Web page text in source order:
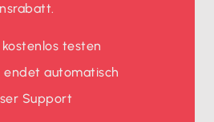
testen
endet automatisch
Support